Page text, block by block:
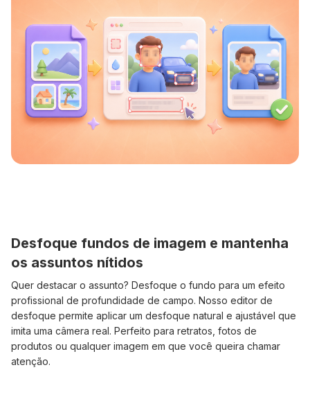
Desfoque fundos de imagem e mantenha
os assuntos nítidos
Quer destacar o assunto? Desfoque o fundo para um efeito
profissional de profundidade de campo. Nosso editor de
desfoque permite aplicar um desfoque natural e ajustável que
imita uma câmera real. Perfeito para retratos, fotos de
produtos ou qualquer imagem em que você queira chamar
atenção.